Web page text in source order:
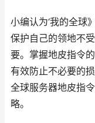
小编认为‘我的全球
保护自己的领地不
要。掌握地皮指令
有效防止不必要的
全球服务器地皮指
略。